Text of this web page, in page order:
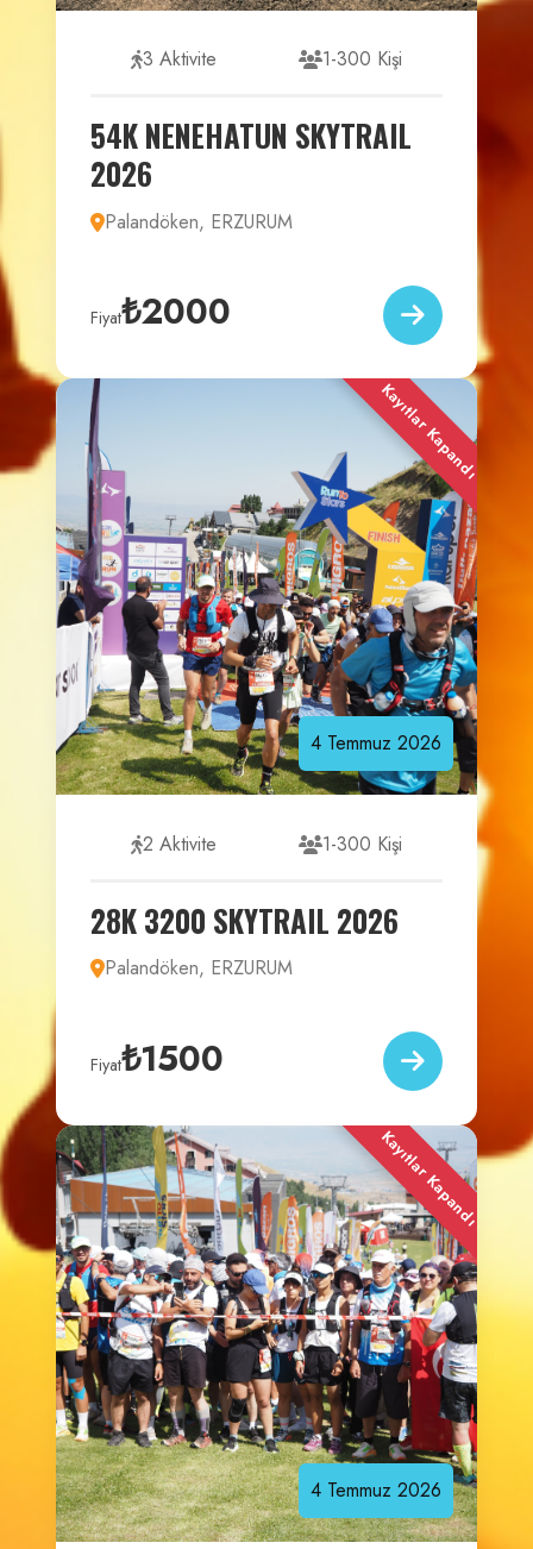
3 Aktivite 1-300 Kişi
54K NENEHATUN SKYTRAIL
2026
Palandöken, ERZURUM
Fiyat₺2000
Kayıtlar Kapandı
4 Temmuz 2026
2 Aktivite 1-300 Kişi
28K 3200 SKYTRAIL 2026
Palandöken, ERZURUM
Fiyat₺1500
Kayıtlar Kapandı
4 Temmuz 2026